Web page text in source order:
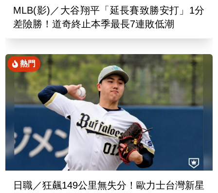
MLB(影)／大谷翔平「延長賽致勝安打」1分
差險勝！道奇終止本季最長7連敗低潮
熱門
日職／狂飆149公里無失分！歐力士台灣新星